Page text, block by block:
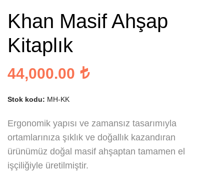
Khan Masif Ahşap
Kitaplık
44,000.00
Stok kodu: MH-KK
Ergonomik yapısı ve zamansız tasarımıyla
ortamlarınıza şıklık ve doğallık kazandıran
ürünümüz doğal masif ahşaptan tamamen el
işçiliğiyle üretilmiştir.